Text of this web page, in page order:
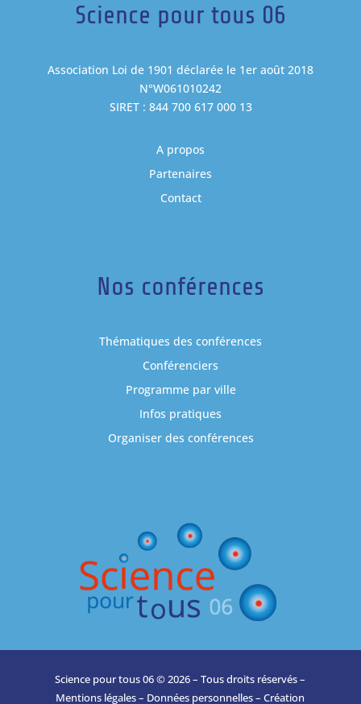
Science pour tous 06
Association Loi de 1901 déclarée le 1er août 2018
N°W061010242
SIRET : 844 700 617 000 13
A propos
Partenaires
Contact
Nos conférences
Thématiques des conférences
Conférenciers
Programme par ville
Infos pratiques
Organiser des conférences
Science pour tous 06 © 2026 – Tous droits réservés –
Mentions légales– Données personnelles– Création